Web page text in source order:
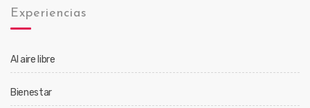
Experiencias
Al aire libre
Bienestar